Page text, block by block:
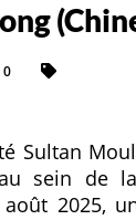
0
Sultan
sein de
2025,